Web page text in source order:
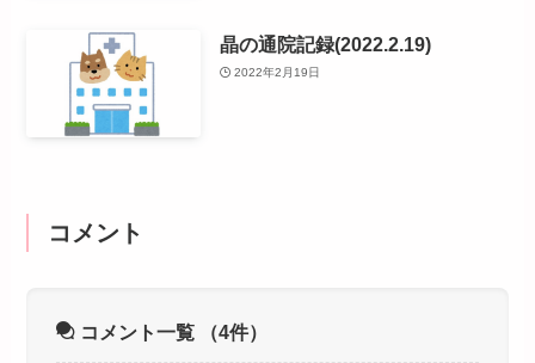
晶の通院記録(2022.2.19)
2022年2月19日
コメント
コメント一覧 （4件）